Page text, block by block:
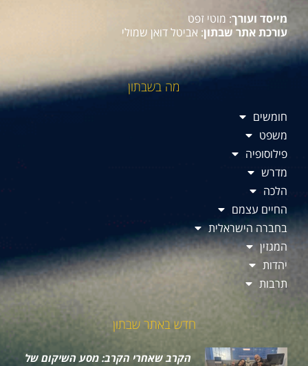
מייסד ועורך: מוטי זפט
עורכת אתר שבתון: אביטל דואן שמולי
מה בשבתון
חומשים
משפט
פילוסופיה
מדרש
הלכה
החיים עצמם
בחברה הישראלית
המגזין
יהדות
תרבות
חדש באתר שבתון
הקרב שאחרי הקרב: מסע השיקום של